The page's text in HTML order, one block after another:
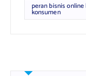
peran bisnis
konsumen